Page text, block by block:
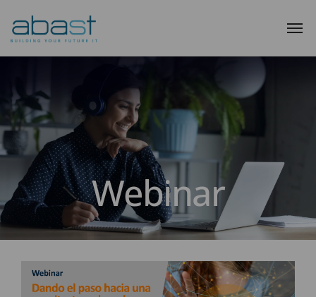
Webinar